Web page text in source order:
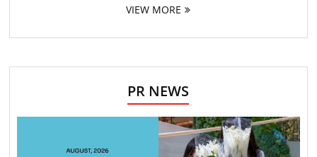
VIEW MORE
PR NEWS